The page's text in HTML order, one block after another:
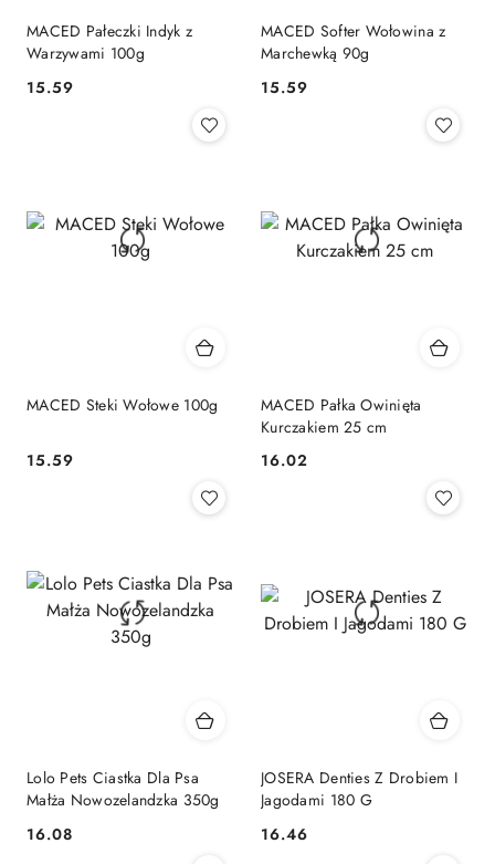
MACED Pałeczki Indyk z
Warzywami 100g
Cena:
15.59
MACED Softer Wołowina z
Marchewką 90g
Cena:
15.59
MACED Steki Wołowe 100g
Cena:
15.59
MACED Pałka Owinięta
Kurczakiem 25 cm
Cena:
16.02
Lolo Pets Ciastka Dla Psa
Małża Nowozelandzka 350g
Cena:
16.08
JOSERA Denties Z Drobiem I
Jagodami 180 G
Cena:
16.46